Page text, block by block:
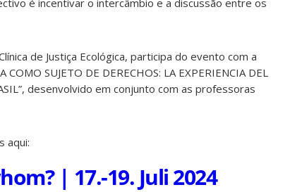
é incentivar o intercâmbio e a discussão entre os
de Justiça Ecológica, participa do evento com a
SUJETO DE DERECHOS: LA EXPERIENCIA DEL
desenvolvido em conjunto com as professoras
aqui:
| 17.-19. Juli 2024